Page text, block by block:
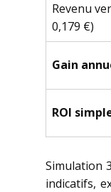
Revenu
0,179 €)
Gain
ROI
Simulation
indicatifs,